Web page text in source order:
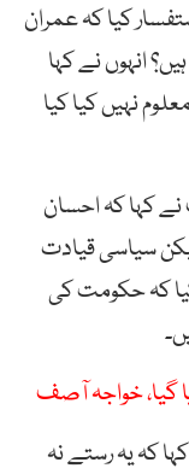
کیا کہ عمران
انہوں نے کہا
نہیں کیا کیا
کہا کہ احسان
لیکن سیاسی قیادت
کیا کہ حکومت کی
گیا، خواجہ آصف
کہ یہ رستے نہ